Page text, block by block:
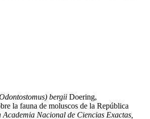
bergii Doering,
la fauna de moluscos de la República
Academia Nacional de Ciencias Exactas,